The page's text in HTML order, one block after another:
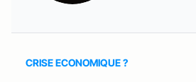
CRISE ECONOMIQUE ?